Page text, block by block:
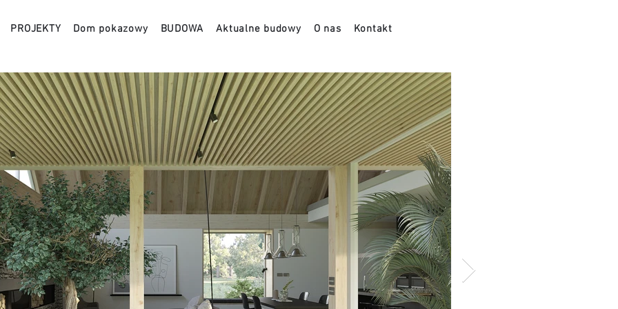
PROJEKTY Dom pokazowy BUDOWA Aktualne budowy O nas Kontakt